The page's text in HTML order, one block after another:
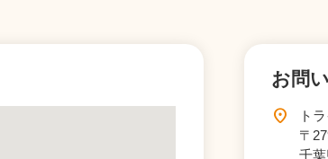
お問
location_on
ト
〒
千